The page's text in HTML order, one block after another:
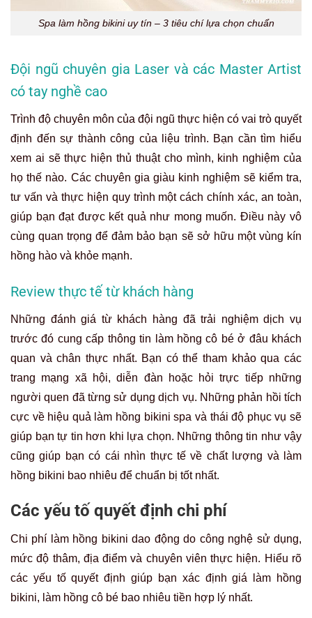
Spa làm hồng bikini uy tín – 3 tiêu chí lựa chọn chuẩn
Đội ngũ chuyên gia Laser và các Master Artist
có tay nghề cao
Trình độ chuyên môn của đội ngũ thực hiện có vai trò quyết
định đến sự thành công của liệu trình. Bạn cần tìm hiểu
xem ai sẽ thực hiện thủ thuật cho mình, kinh nghiệm của
họ thế nào. Các chuyên gia giàu kinh nghiệm sẽ kiểm tra,
tư vấn và thực hiện quy trình một cách chính xác, an toàn,
giúp bạn đạt được kết quả như mong muốn. Điều này vô
cùng quan trọng để đảm bảo bạn sẽ sở hữu một vùng kín
hồng hào và khỏe mạnh.
Review thực tế từ khách hàng
Những đánh giá từ khách hàng đã trải nghiệm dịch vụ
trước đó cung cấp thông tin làm hồng cô bé ở đâu khách
quan và chân thực nhất. Bạn có thể tham khảo qua các
trang mạng xã hội, diễn đàn hoặc hỏi trực tiếp những
người quen đã từng sử dụng dịch vụ. Những phản hồi tích
cực về hiệu quả làm hồng bikini spa và thái độ phục vụ sẽ
giúp bạn tự tin hơn khi lựa chọn. Những thông tin như vậy
cũng giúp bạn có cái nhìn thực tế về chất lượng và làm
hồng bikini bao nhiêu để chuẩn bị tốt nhất.
Các yếu tố quyết định chi phí
Chi phí làm hồng bikini dao động do công nghệ sử dụng,
mức độ thâm, địa điểm và chuyên viên thực hiện. Hiểu rõ
các yếu tố quyết định giúp bạn xác định giá làm hồng
bikini, làm hồng cô bé bao nhiêu tiền hợp lý nhất.